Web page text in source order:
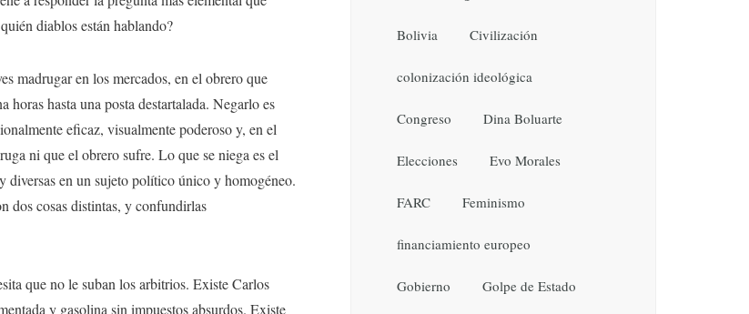
diablos están hablando?
madrugar en los mercados, en el obrero que
hasta una posta destartalada. Negarlo es
eficaz, visualmente poderoso y, en el
ni que el obrero sufre. Lo que se niega es el
diversas en un sujeto político único y homogéneo.
dos cosas distintas, y confundirlas
que no le suban los arbitrios. Existe Carlos
y gasolina sin impuestos absurdos. Existe
Bolivia Civilización
colonización ideológica
Congreso Dina Boluarte
Elecciones Evo Morales
FARC Feminismo
financiamiento europeo
Gobierno Golpe de Estado